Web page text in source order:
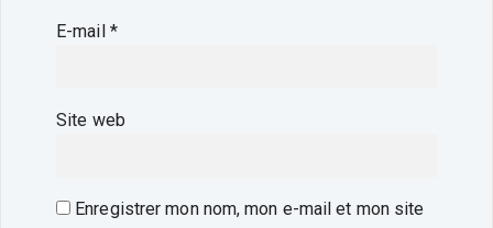
E-mail *
Site web
Enregistrer mon nom, mon e-mail et mon site